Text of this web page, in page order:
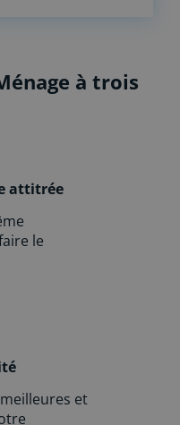
à trois
attitrée
le
et